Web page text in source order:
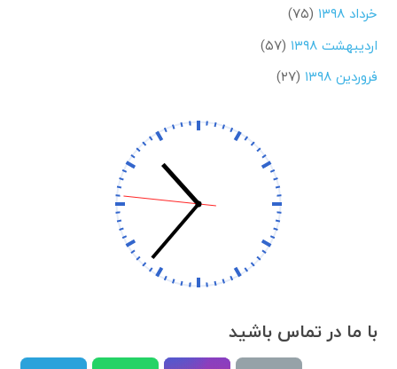
خرداد ۱۳۹۸
(۷۵)
اردیبهشت ۱۳۹۸
(۵۷)
فروردین ۱۳۹۸
(۲۷)
با ما در تماس باشید